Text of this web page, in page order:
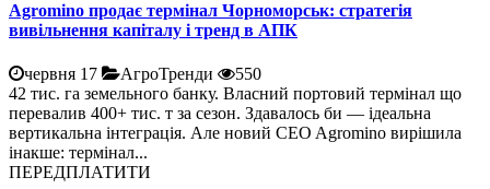
Agromino продає термінал Чорноморськ: стратегія
вивільнення капіталу і тренд в АПК
червня 17 АгроТренди
550
42 тис. га земельного банку. Власний портовий термінал що
перевалив 400+ тис. т за сезон. Здавалось би — ідеальна
вертикальна інтеграція. Але новий CEO Agromino вирішила
інакше: термінал...
ПЕРЕДПЛАТИТИ